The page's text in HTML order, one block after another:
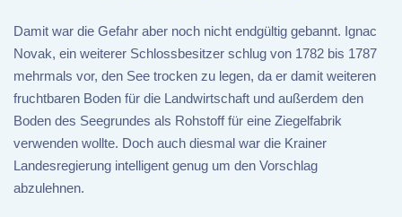
Damit war die Gefahr aber noch nicht endgültig gebannt. Ignac
Novak, ein weiterer Schlossbesitzer schlug von 1782 bis 1787
mehrmals vor, den See trocken zu legen, da er damit weiteren
fruchtbaren Boden für die Landwirtschaft und außerdem den
Boden des Seegrundes als Rohstoff für eine Ziegelfabrik
verwenden wollte. Doch auch diesmal war die Krainer
Landesregierung intelligent genug um den Vorschlag
abzulehnen.